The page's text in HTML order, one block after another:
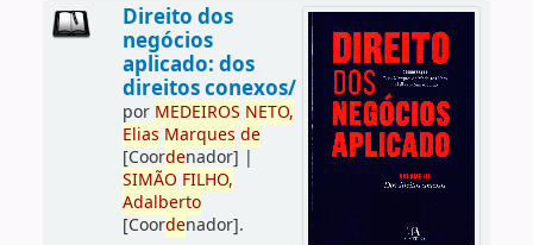
Direito dos
negócios
aplicado: dos
direitos conexos/
por MEDEIROS NETO,
Elias Marques de
[Coordenador] |
SIMÃO FILHO,
Adalberto
[Coordenador].